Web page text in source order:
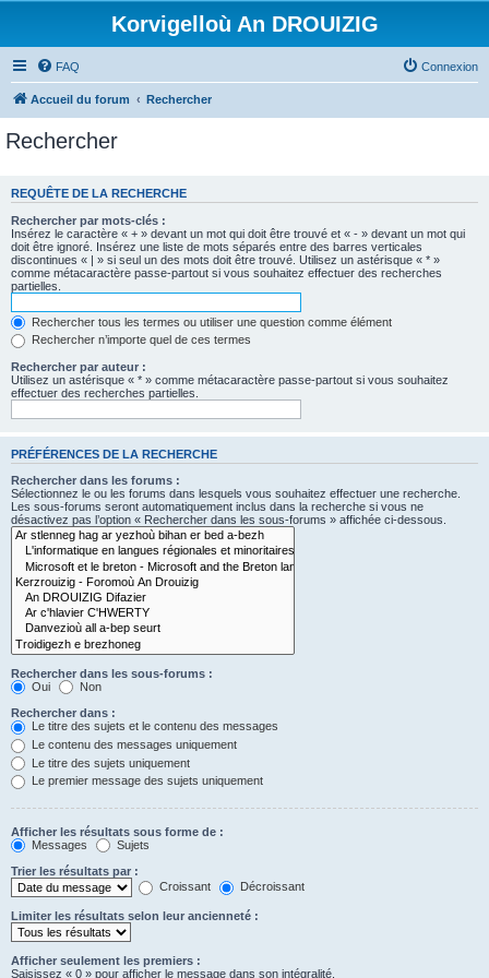
Korvigelloù An DROUIZIG
FAQ Connexion
Accueil du forum Rechercher
Rechercher
REQUÊTE DE LA RECHERCHE
Rechercher par mots-clés :
Insérez le caractère « + » devant un mot qui doit être trouvé et « - » devant un mot qui
doit être ignoré. Insérez une liste de mots séparés entre des barres verticales
discontinues « | » si seul un des mots doit être trouvé. Utilisez un astérisque « * »
comme métacaractère passe-partout si vous souhaitez effectuer des recherches
partielles.
Rechercher tous les termes ou utiliser une question comme élément
Rechercher n’importe quel de ces termes
Rechercher par auteur :
Utilisez un astérisque « * » comme métacaractère passe-partout si vous souhaitez
effectuer des recherches partielles.
PRÉFÉRENCES DE LA RECHERCHE
Rechercher dans les forums :
Sélectionnez le ou les forums dans lesquels vous souhaitez effectuer une recherche.
Les sous-forums seront automatiquement inclus dans la recherche si vous ne
désactivez pas l’option « Rechercher dans les sous-forums » affichée ci-dessous.
Rechercher dans les sous-forums :
Oui
Non
Rechercher dans :
Le titre des sujets et le contenu des messages
Le contenu des messages uniquement
Le titre des sujets uniquement
Le premier message des sujets uniquement
Afficher les résultats sous forme de :
Messages
Sujets
Trier les résultats par :
Croissant
Décroissant
Limiter les résultats selon leur ancienneté :
Afficher seulement les premiers :
Saisissez « 0 » pour afficher le message dans son intégralité.